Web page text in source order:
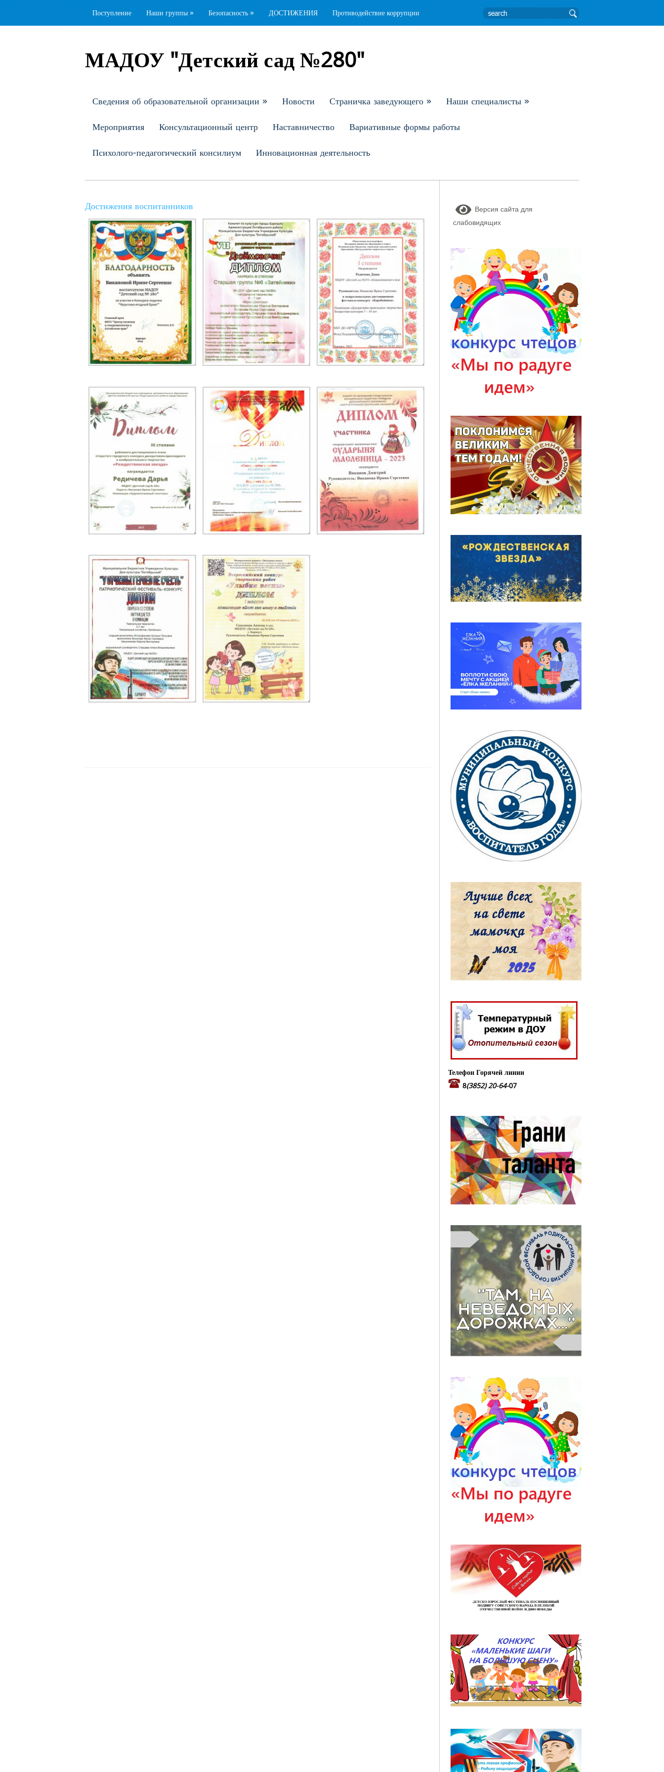
Поступление Наши группы » Безопасность » ДОСТИЖЕНИЯ Противодействие коррупции
МАДОУ "Детский сад №280"
Сведения об образовательной организации » Новости Страничка заведующего » Наши специалисты »
Мероприятия Консультационный центр Наставничество Вариативные формы работы
Психолого-педагогический консилиум Инновационная деятельность
Достижения воспитанников
Версия сайта для
слабовидящих
Телефон Горячей линии
8(3852) 20-64-07